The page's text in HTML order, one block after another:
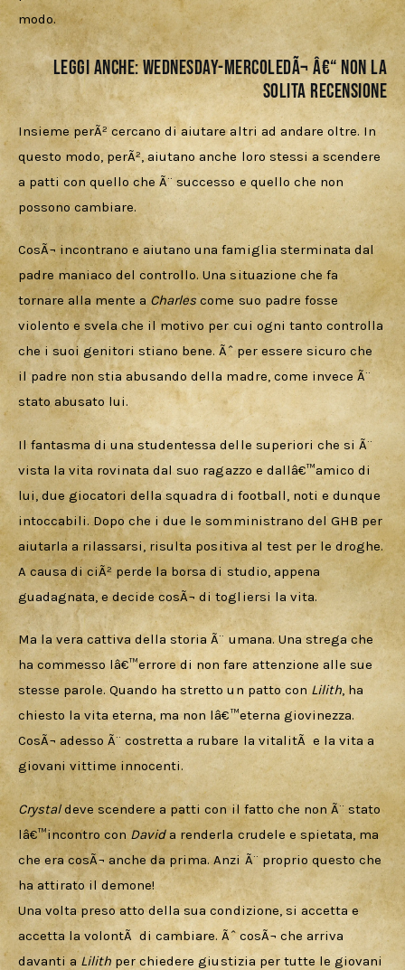
modo.
LEGGI ANCHE:Wednesday-MercoledÃ¬ â€“ Non la
solita recensione
Insieme perÃ² cercano di aiutare altri ad andare oltre. In
questo modo, perÃ², aiutano anche loro stessi a scendere
a patti con quello che Ã¨ successo e quello che non
possono cambiare.
CosÃ¬ incontrano e aiutano una famiglia sterminata dal
padre maniaco del controllo. Una situazione che fa
tornare alla mente a Charles come suo padre fosse
violento e svela che il motivo per cui ogni tanto controlla
che i suoi genitori stiano bene. Ãˆ per essere sicuro che
il padre non stia abusando della madre, come invece Ã¨
stato abusato lui.
Il fantasma di una studentessa delle superiori che si Ã¨
vista la vita rovinata dal suo ragazzo e dallâ€™amico di
lui, due giocatori della squadra di football, noti e dunque
intoccabili. Dopo che i due le somministrano del GHB per
aiutarla a rilassarsi, risulta positiva al test per le droghe.
A causa di ciÃ² perde la borsa di studio, appena
guadagnata, e decide cosÃ¬ di togliersi la vita.
Ma la vera cattiva della storia Ã¨ umana. Una strega che
ha commesso lâ€™errore di non fare attenzione alle sue
stesse parole. Quando ha stretto un patto con Lilith, ha
chiesto la vita eterna, ma non lâ€™eterna giovinezza.
CosÃ¬ adesso Ã¨ costretta a rubare la vitalitÃ  e la vita a
giovani vittime innocenti.
Crystal deve scendere a patti con il fatto che non Ã¨ stato
lâ€™incontro con David a renderla crudele e spietata, ma
che era cosÃ¬ anche da prima. Anzi Ã¨ proprio questo che
ha attirato il demone!
Una volta preso atto della sua condizione, si accetta e
accetta la volontÃ  di cambiare. Ãˆ cosÃ¬ che arriva
davanti a Lilith per chiedere giustizia per tutte le giovani